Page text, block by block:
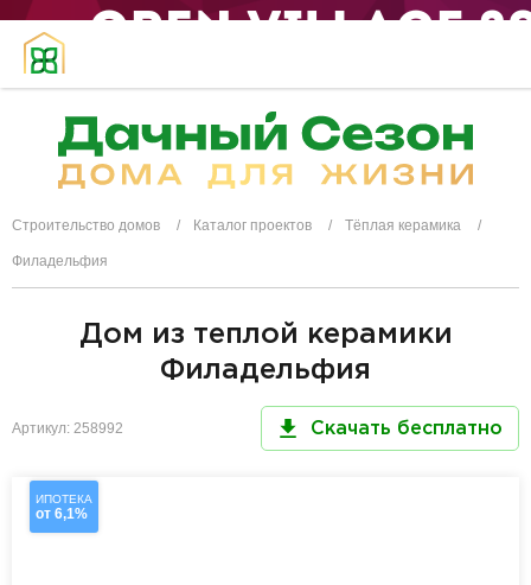
Строительство домов Каталог проектов Тёплая керамика
Филадельфия
Дом из теплой керамики
Филадельфия
Артикул: 258992 Скачать бесплатно
ИПОТЕКА
от 6,1%